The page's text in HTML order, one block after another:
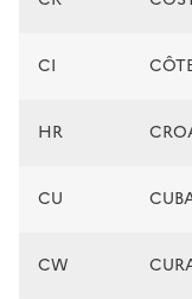
CI
HR
CU
CW